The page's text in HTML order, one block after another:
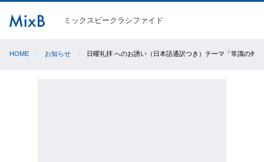
ミックスビークラシファイド
HOME お知らせ 日曜礼拝 へのお誘い（日本語通訳つき）テーマ「常識の外